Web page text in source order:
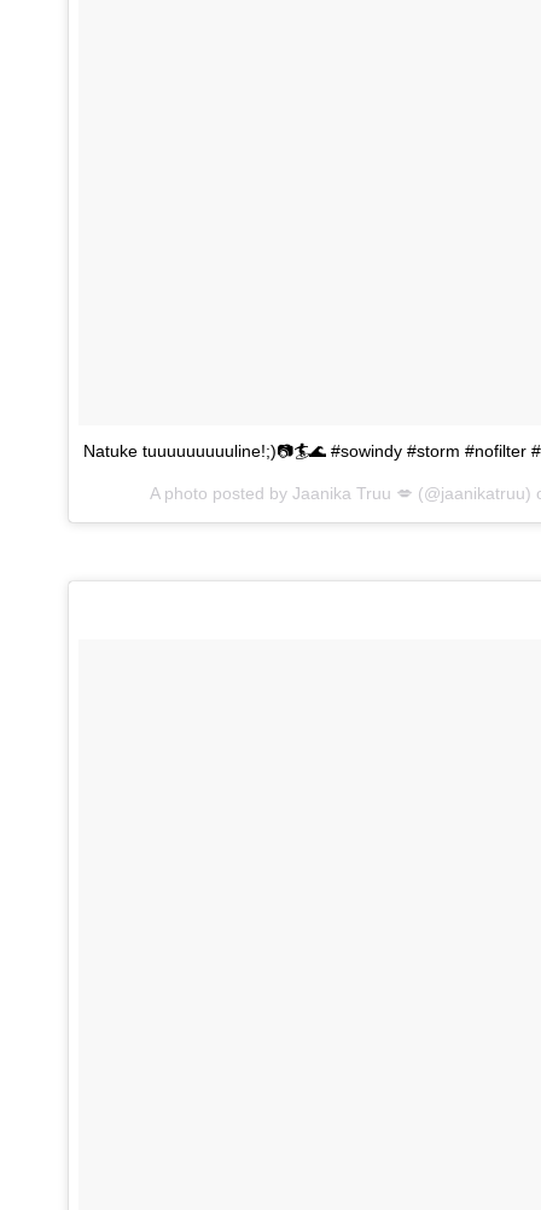
Natuke tuuuuuuuuuline!;)📷🏄🌊 #sowindy #storm #nofilter
A photo posted by Jaanika Truu 💋 (@jaanikatruu)